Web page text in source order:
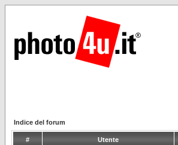
Indice del forum
# Utente